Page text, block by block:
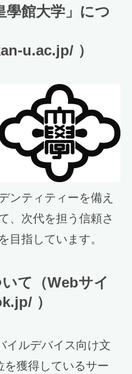
學館大学」につ
u.ac.jp/ ）
ンティティーを備え
、次代を担う信頼さ
目指しています。
て（Webサイ
）
ルデバイス向け文
獲得しているサー